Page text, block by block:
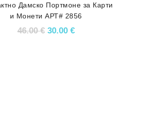
€.
Дамско Портмоне за Карти
и Монети АРТ# 2856
46.00€ Original price was: 46.00 €.
30.00 €Текущата цена е: